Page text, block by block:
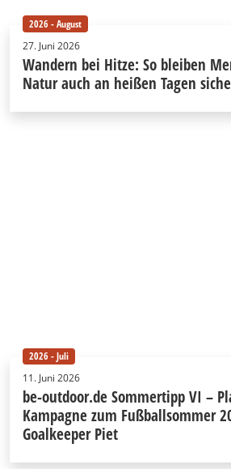
2026 - August
27. Juni 2026
Wandern bei Hitze: So bleiben
Natur auch an heißen Tagen
2026 - Juli
11. Juni 2026
be-outdoor.de Sommertipp VI –
Kampagne zum Fußballsommer
Goalkeeper Piet